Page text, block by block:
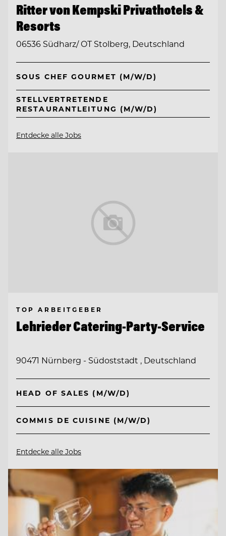
Ritter von Kempski Privathotels &
Resorts
06536 Südharz/ OT Stolberg, Deutschland
SOUS CHEF GOURMET (M/W/D)
STELLVERTRETENDE
RESTAURANTLEITUNG (M/W/D)
Entdecke alle Jobs
TOP ARBEITGEBER
Lehrieder Catering-Party-Service
90471 Nürnberg - Südoststadt , Deutschland
HEAD OF SALES (M/W/D)
COMMIS DE CUISINE (M/W/D)
Entdecke alle Jobs